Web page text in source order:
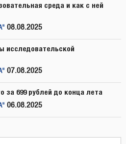
среда и как с ней
08.08.2025
исследовательской
07.08.2025
за 699 рублей до конца лета
06.08.2025